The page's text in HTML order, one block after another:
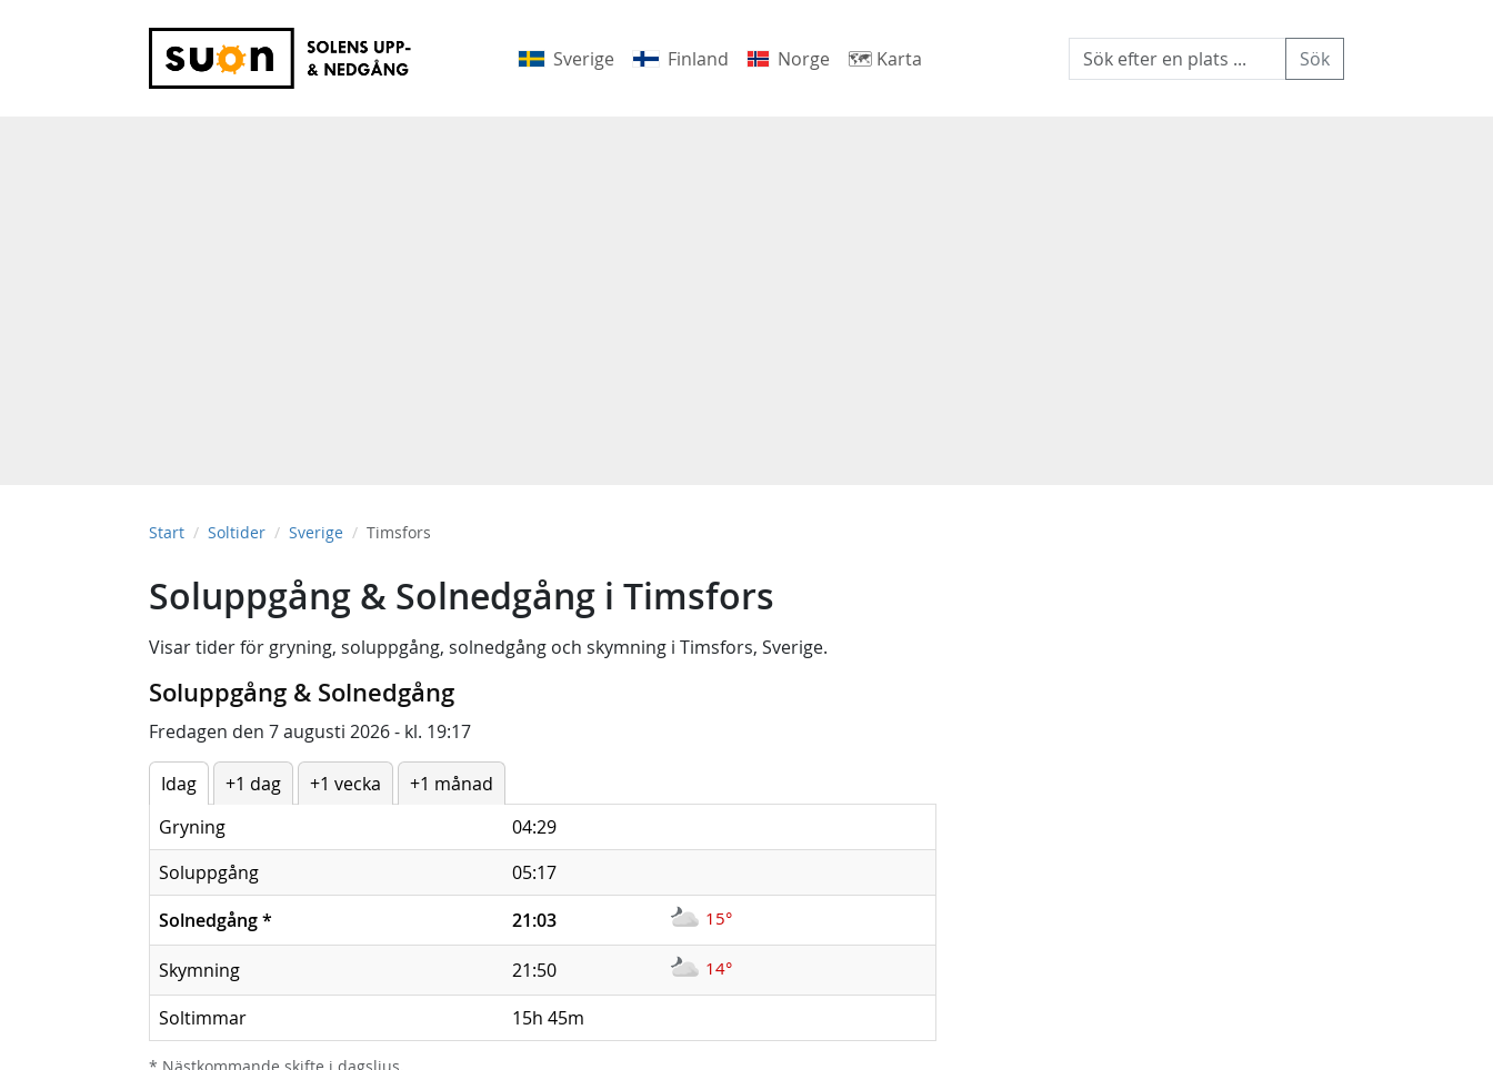
Sverige Finland Norge 🗺 Karta
Start Soltider Sverige Timsfors
Soluppgång & Solnedgång i Timsfors
Visar tider för gryning, soluppgång, solnedgång och skymning i Timsfors, Sverige.
Soluppgång & Solnedgång
Fredagen den 7 augusti 2026 - kl. 19:17
Idag +1 dag +1 vecka
+1 månad
Gryning
04:29
Soluppgång
05:17
Solnedgång* 21:03 15°
Skymning 21:50 14°
Soltimmar 15h 45m